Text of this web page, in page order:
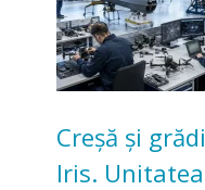
Creșă și
Iris.